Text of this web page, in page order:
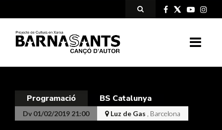
Programació BS Catalunya
Dv 01/02/2019 21:00 Luz de Gas , Barcelona